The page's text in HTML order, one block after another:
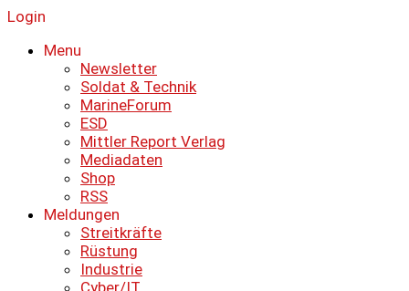
Login
Menu
Newsletter
Soldat & Technik
MarineForum
ESD
Mittler Report Verlag
Mediadaten
Shop
RSS
Meldungen
Streitkräfte
Rüstung
Industrie
Cyber/IT